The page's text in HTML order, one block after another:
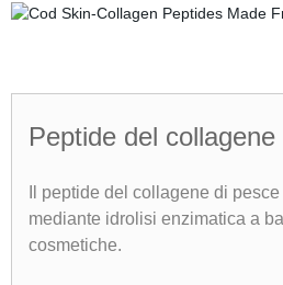
Peptide del
Il peptide del collagene di
mediante idrolisi enzimatica a
cosmetiche.